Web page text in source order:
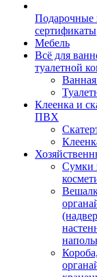
Подарочные
сертификаты
Мебель
Всё для
туалетной
Клеенка и
ПВХ
Сумки